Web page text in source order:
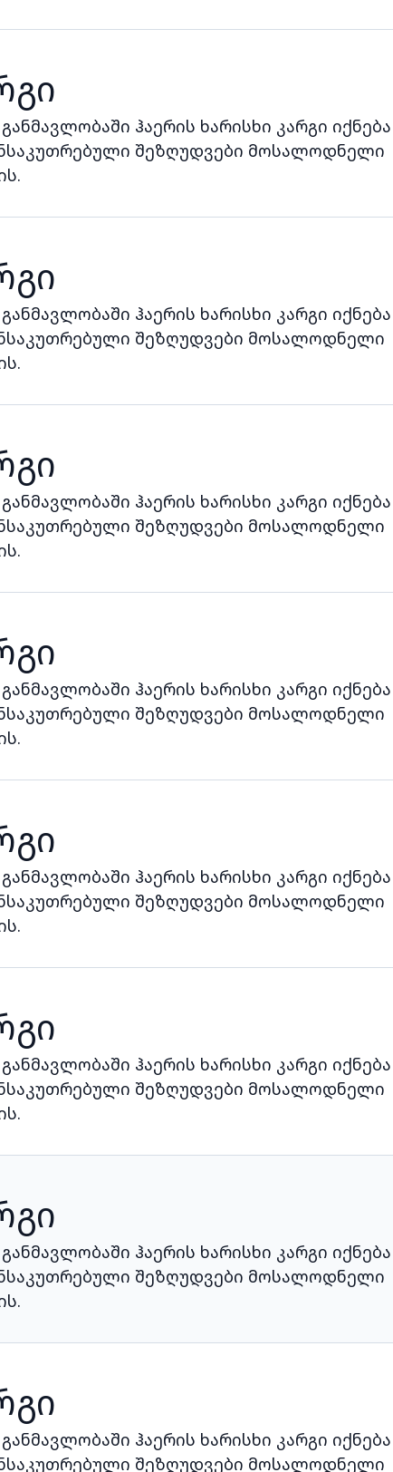
ჰაერის ხარისხი კარგი იქნება
შეზღუდვები მოსალოდნელი
ჰაერის ხარისხი კარგი იქნება
შეზღუდვები მოსალოდნელი
ჰაერის ხარისხი კარგი იქნება
შეზღუდვები მოსალოდნელი
ჰაერის ხარისხი კარგი იქნება
შეზღუდვები მოსალოდნელი
ჰაერის ხარისხი კარგი იქნება
შეზღუდვები მოსალოდნელი
ჰაერის ხარისხი კარგი იქნება
შეზღუდვები მოსალოდნელი
ჰაერის ხარისხი კარგი იქნება
შეზღუდვები მოსალოდნელი
ჰაერის ხარისხი კარგი იქნება
შეზღუდვები მოსალოდნელი